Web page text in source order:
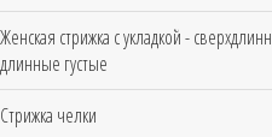
Женская стрижка с укладкой -
длинные густые
Стрижка челки